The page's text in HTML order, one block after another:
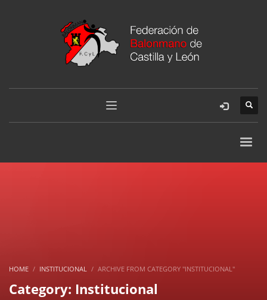
HOME INSTITUCIONAL ARCHIVE FROM CATEGORY "INSTITUCIONAL"
Category: Institucional